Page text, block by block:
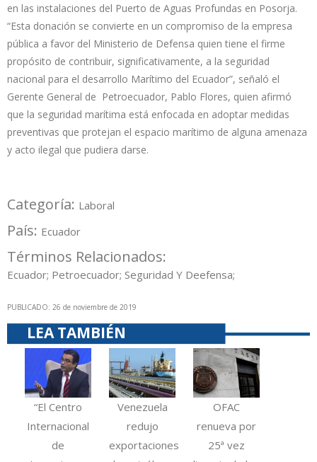
en las instalaciones del Puerto de Aguas Profundas en Posorja.
“Esta donación se convierte en un compromiso de la empresa
pública a favor del Ministerio de Defensa quien tiene el firme
propósito de contribuir, significativamente, a la seguridad
nacional para el desarrollo Marítimo del Ecuador”, señaló el
Gerente General de Petroecuador, Pablo Flores, quien afirmó
que la seguridad marítima está enfocada en adoptar medidas
preventivas que protejan el espacio marítimo de alguna amenaza
y acto ilegal que pudiera darse.
Categoría: Laboral
País: Ecuador
Términos Relacionados:
Ecuador; Petroecuador; Seguridad Y Deefensa;
PUBLICADO: 26 de noviembre de 2019
LEA TAMBIÉN
“El Centro
Internacional
de
Venezuela
redujo
exportaciones
OFAC
renueva por
25ª vez